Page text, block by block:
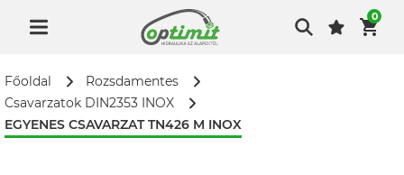
0
Főoldal
Rozsdamentes
Csavarzatok DIN2353 INOX
EGYENES CSAVARZAT TN426 M INOX